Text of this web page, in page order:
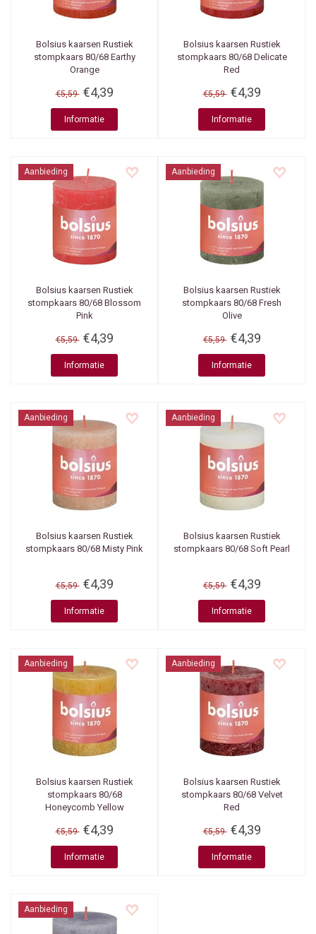
Bolsius kaarsen Rustiek
stompkaars 80/68 Earthy
Orange
€5,59 €4,39
Informatie
Bolsius kaarsen Rustiek
stompkaars 80/68 Delicate
Red
€5,59 €4,39
Informatie
Aanbieding
Bolsius kaarsen Rustiek
stompkaars 80/68 Blossom
Pink
€5,59 €4,39
Informatie
Aanbieding
Bolsius kaarsen Rustiek
stompkaars 80/68 Fresh
Olive
€5,59 €4,39
Informatie
Aanbieding
Bolsius kaarsen Rustiek
stompkaars 80/68 Misty Pink
€5,59 €4,39
Informatie
Aanbieding
Bolsius kaarsen Rustiek
stompkaars 80/68 Soft Pearl
€5,59 €4,39
Informatie
Aanbieding
Bolsius kaarsen Rustiek
stompkaars 80/68
Honeycomb Yellow
€5,59 €4,39
Informatie
Aanbieding
Bolsius kaarsen Rustiek
stompkaars 80/68 Velvet
Red
€5,59 €4,39
Informatie
Aanbieding